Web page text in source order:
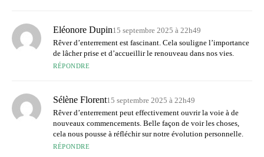
Eléonore Dupin15 septembre 2025 à 22h49
Rêver d’enterrement est fascinant. Cela souligne l’importance
de lâcher prise et d’accueillir le renouveau dans nos vies.
RÉPONDRE
Sélène Florent15 septembre 2025 à 22h49
Rêver d’enterrement peut effectivement ouvrir la voie à de
nouveaux commencements. Belle façon de voir les choses,
cela nous pousse à réfléchir sur notre évolution personnelle.
RÉPONDRE